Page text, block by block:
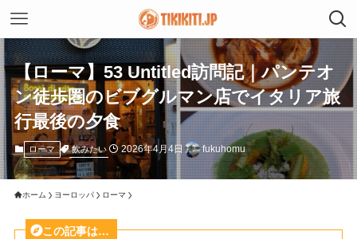
【ローマ】53 Untitled訪問記｜パンテオ
ン徒歩圏のビブグルマン店でイタリア旅
行最後の夕食
ローマ 飲みたい 2026年4月4日 fukuhomu
ホーム ヨーロッパ ローマ
この記事は…